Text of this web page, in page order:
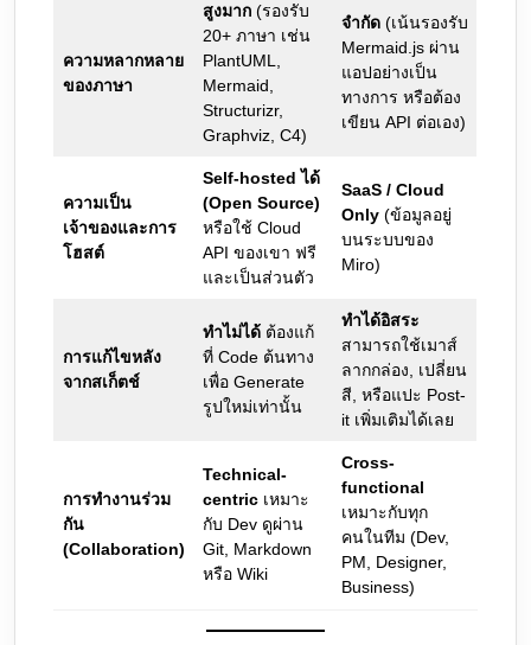
ความหลากหลาย
ของภาษา
สูงมาก (รองรับ
20+ ภาษา เช่น
PlantUML,
Mermaid,
Structurizr,
Graphviz, C4)
จำกัด (เน้นรองรับ
Mermaid.js ผ่าน
แอปอย่างเป็น
ทางการ หรือต้อง
เขียน API ต่อเอง)
ความเป็น
เจ้าของและการ
โฮสต์
Self-hosted ได้
(Open Source)
หรือใช้ Cloud
API ของเขา ฟรี
และเป็นส่วนตัว
SaaS / Cloud
Only (ข้อมูลอยู่
บนระบบของ
Miro)
การแก้ไขหลัง
จากสเก็ตช์
ทำไม่ได้ ต้องแก้
ที่ Code ต้นทาง
เพื่อ Generate
รูปใหม่เท่านั้น
ทำได้อิสระ
สามารถใช้เมาส์
ลากกล่อง, เปลี่ยน
สี, หรือแปะ Post-
it เพิ่มเติมได้เลย
การทำงานร่วม
กัน
(Collaboration)
Technical-
centric เหมาะ
กับ Dev ดูผ่าน
Git, Markdown
หรือ Wiki
Cross-
functional
เหมาะกับทุก
คนในทีม (Dev,
PM, Designer,
Business)